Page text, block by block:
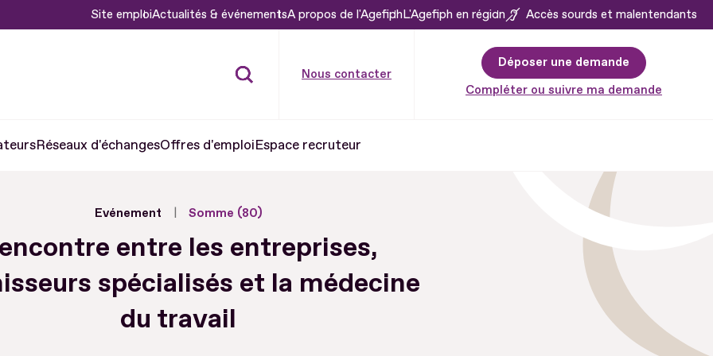
Site emploiActualités & événementsA propos de l'AgefiphL'Agefiph en région Accès sourds et malentendants
Nous contacter
Déposer une demande
Compléter ou suivre ma demande
Réseaux d'échangesOffres d'emploiEspace recruteur
Evénement Somme (80)
entre les entreprises,
spécialisés et la médecine
du travail